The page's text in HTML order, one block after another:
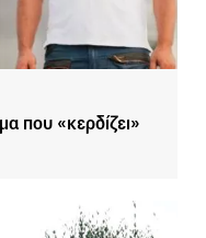
που «κερδίζει»